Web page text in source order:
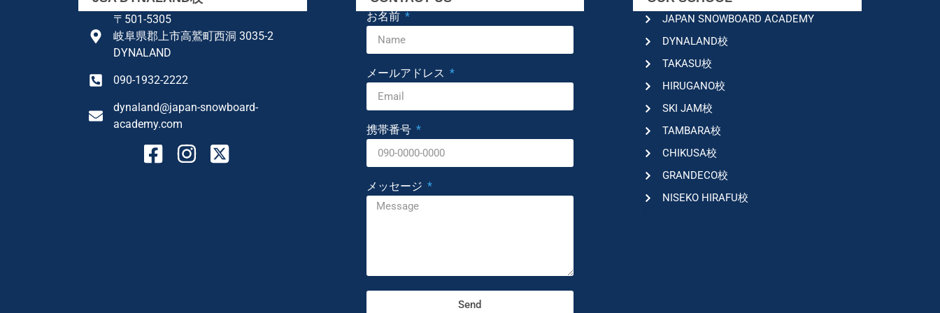
〒501-5305
岐阜県郡上市高鷲町西洞 3035-2
DYNALAND
090-1932-2222
dynaland@japan-snowboard-
academy.com
お名前
メールアドレス
携帯番号
メッセージ
Send
JAPAN SNOWBOARD ACADEMY
DYNALAND校
TAKASU校
HIRUGANO校
SKI JAM校
TAMBARA校
CHIKUSA校
GRANDECO校
NISEKO HIRAFU校